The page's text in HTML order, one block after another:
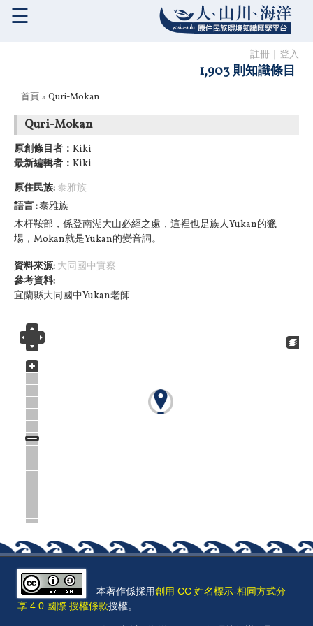
註冊 登入
1,903 則知識條目
☰
您在這裡
首頁 » Quri-Mokan
Quri-Mokan
原創條目者： Kiki
最新編輯者： Kiki
原住民族: 泰雅族
語言 泰雅族
木杆鞍部，係登南湖大山必經之處，這裡也是族人Yukan的獵
場，Mokan就是Yukan的變音詞。
資料來源: 大同國中實察
參考資料:
宜蘭縣大同國中Yukan老師
本著作係採用創用 CC 姓名標示-相同方式分
享 4.0 國際 授權條款授權。